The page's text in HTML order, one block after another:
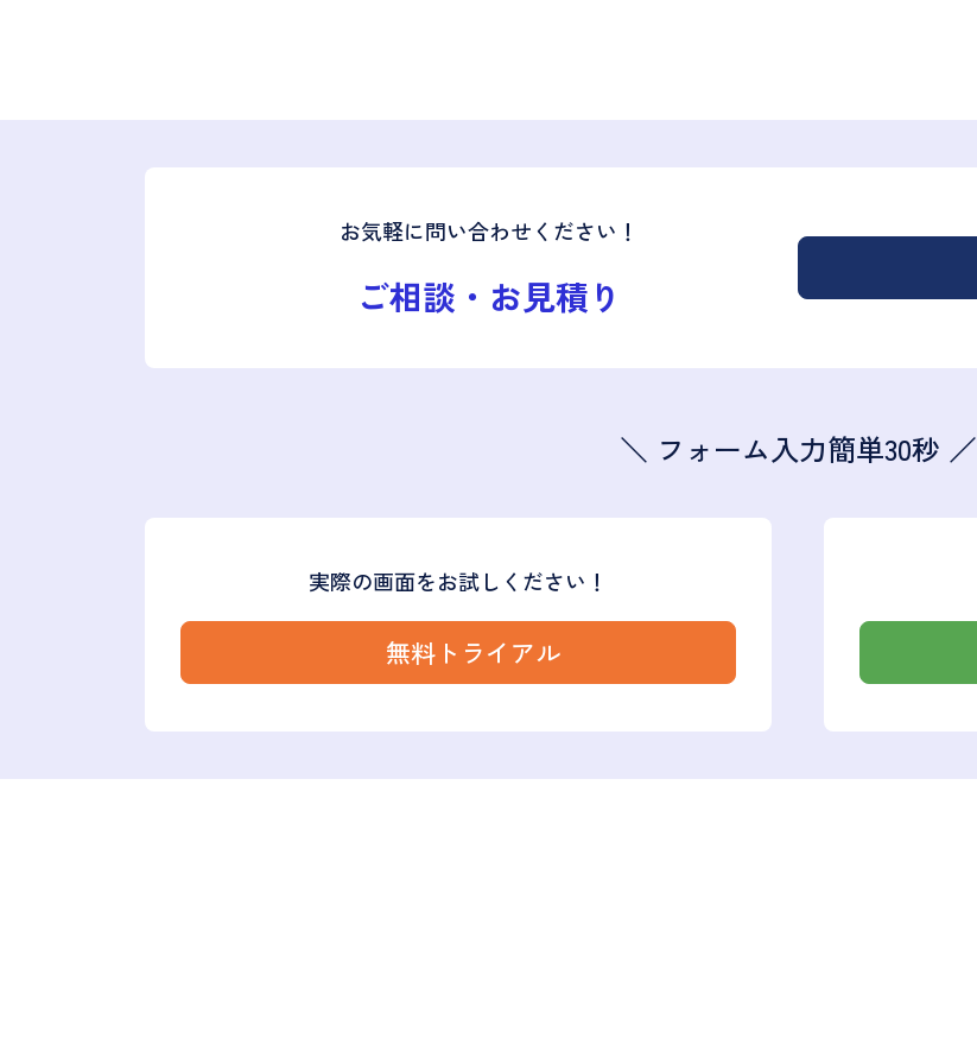
お気軽に問い合わせください！
ご相談・お見積り
＼ フォーム入力簡単30秒 ／
実際の画面をお試しください！
無料トライアル